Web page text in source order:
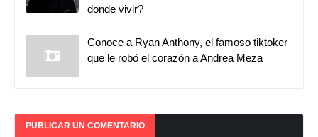
donde vivir?
Conoce a Ryan Anthony, el famoso tiktoker
que le robó el corazón a Andrea Meza
PUBLICAR UN COMENTARIO